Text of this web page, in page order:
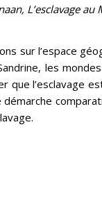
L’esclavage au
sur l’espace
les
que l’esclavage